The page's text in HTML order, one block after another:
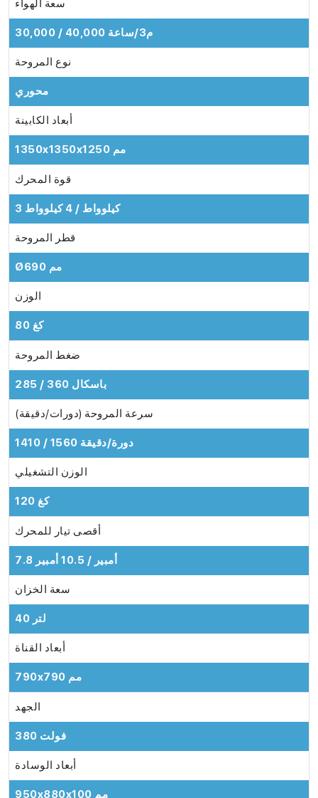
سعة الهواء
30,000 / 40,000 م3/ساعة
نوع المروحة
محوري
أبعاد الكابينة
1350x1350x1250 مم
قوة المحرك
3 كيلوواط / 4 كيلوواط
قطر المروحة
Ø690 مم
الوزن
80 كغ
ضغط المروحة
285 / 360 باسكال
سرعة المروحة (دورات/دقيقة)
1410 / 1560 دورة/دقيقة
الوزن التشغيلي
120 كغ
أقصى تيار للمحرك
7.8 أمبير / 10.5 أمبير
سعة الخزان
40 لتر
أبعاد القناة
790x790 مم
الجهد
380 فولت
أبعاد الوسادة
950x880x100 مم